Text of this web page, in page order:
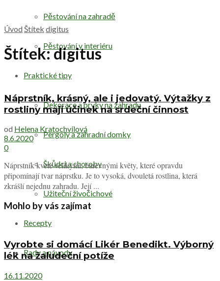
Pěstování na zahradě
Pěstování v interiéru
Praktické tipy
Dekorace a prvky na zahradu
Pergoly a zahradní domky
Škůdci a choroby
Užiteční živočichové
Recepty
Rady a návody
Úvod Štítek digitus
Štítek:digitus
Náprstník, krásný, ale i jedovatý. Výtažky z
rostliny mají účinek na srdeční činnost
od Helena Kratochvílová
8.6.2020
0
Náprstník kvete velikými, barevnými květy, které opravdu
připomínají tvar náprstku. Je to vysoká, dvouletá rostlina, která
zkrášlí nejednu zahradu. Její ...
Mohlo by vás zajímat
Vyrobte si domácí Likér Benedikt. Výborný
lék na žaludeční potíže
16.11.2020